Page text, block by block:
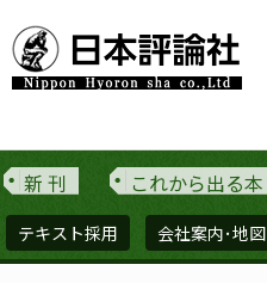
新 刊 これから出る本
テキスト採用 会社案内･地図